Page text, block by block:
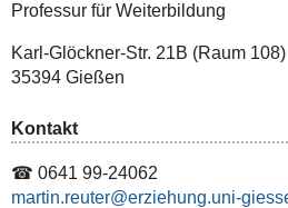
Professur für Weiterbildung
Karl-Glöckner-Str. 21B (Raum 108)
35394 Gießen
Kontakt
☎ 0641 99-24062
martin.reuter